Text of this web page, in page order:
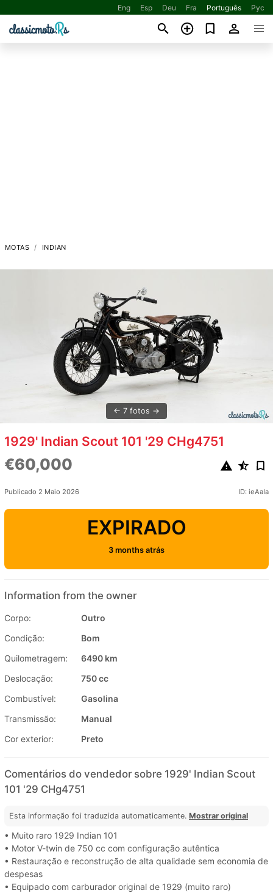
Eng Esp Deu Fra Português Рус
MOTAS INDIAN
7 fotos
1929' Indian Scout 101 '29 CHg4751
€60,000
Publicado 2 Maio 2026 ID: ieAaIa
EXPIRADO
3 months atrás
Information from the owner
Corpo:
Outro
Condição:
Bom
Quilometragem:
6490 km
Deslocação:
750 cc
Combustível:
Gasolina
Transmissão:
Manual
Cor exterior:
Preto
Comentários do vendedor sobre 1929' Indian Scout
101 '29 CHg4751
Esta informação foi traduzida automaticamente. Mostrar original
• Muito raro 1929 Indian 101
• Motor V-twin de 750 cc com configuração autêntica
• Restauração e reconstrução de alta qualidade sem economia de
despesas
• Equipado com carburador original de 1929 (muito raro)